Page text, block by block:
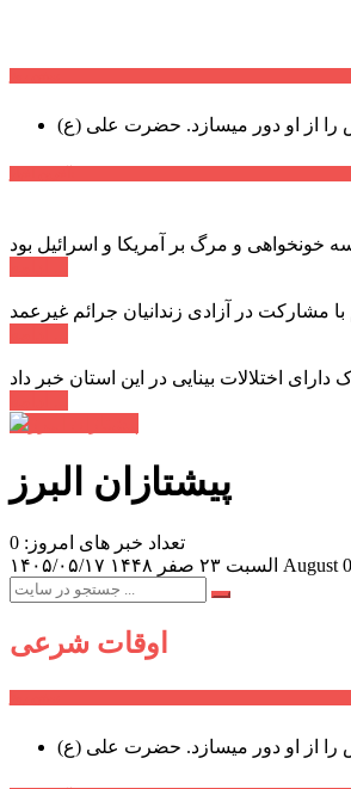
را از او دور میسازد. حضرت علی (ع)
مشارکت در آزادی زندانیان جرائم غیرعمد
پیشتازان البرز
تعداد خبر های امروز: 0
۱۴۰۵/۰۵/۱۷
السبت ۲۳ صفر ۱۴۴۸ August
اوقات شرعی
را از او دور میسازد. حضرت علی (ع)